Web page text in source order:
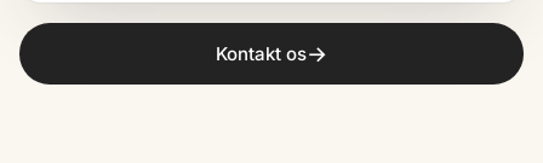
Kontakt os→